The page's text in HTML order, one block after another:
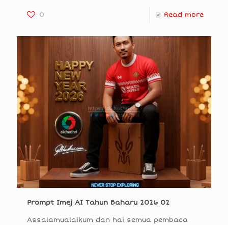
0 Read more
Prompt Imej AI Tahun Baharu 2026 02
Assalamualaikum dan hai semua pembaca